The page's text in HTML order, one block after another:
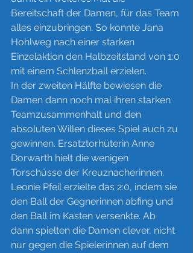
Bereitschaft der Damen, für das Team
alles einzubringen. So konnte Jana
Hohlweg nach einer starken
Einzelaktion den Halbzeitstand von 1:0
mit einem Schlenzball erzielen.
In der zweiten Hälfte bewiesen die
Damen dann noch mal ihren starken
Teamzusammenhalt und den
absoluten Willen dieses Spiel auch zu
gewinnen. Ersatztorhüterin Anne
Dorwarth hielt die wenigen
Torschüsse der Kreuznacherinnen.
Leonie Pfeil erzielte das 2:0, indem sie
den Ball der Gegnerinnen abfing und
den Ball im Kasten versenkte. Ab
dann spielten die Damen clever, nicht
nur gegen die Spielerinnen auf dem